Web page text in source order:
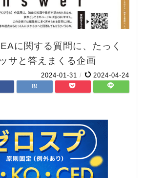
に関する質問に、たっく
サと答えまくる企画
2024-01-31 / 2024-04-24